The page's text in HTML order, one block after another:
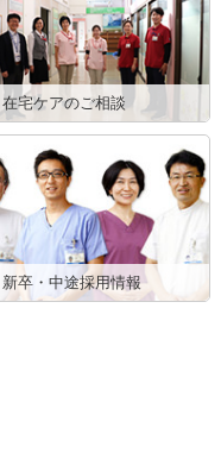
在宅ケアのご相談
新卒・中途採用情報